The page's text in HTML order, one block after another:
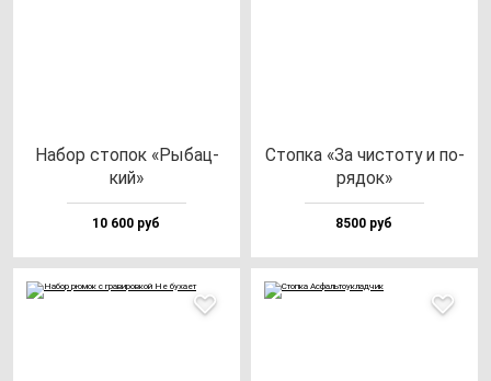
Набор сто­пок «Рыбац­
кий»
10 600 руб
Стоп­ка «За чис­то­ту и по­
ря­док»
8500 руб